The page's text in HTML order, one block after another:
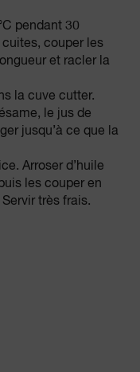
pendant 30
couper les
et racler la
la cuve cutter.
le jus de
jusqu’à ce que la
Arroser d’huile
les couper en
très frais.